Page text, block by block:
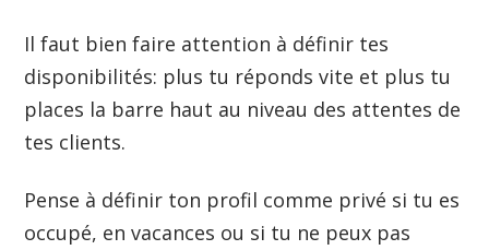
Il faut bien faire attention à définir tes
disponibilités: plus tu réponds vite et plus tu
places la barre haut au niveau des attentes de
tes clients.
Pense à définir ton profil comme privé si tu es
occupé, en vacances ou si tu ne peux pas